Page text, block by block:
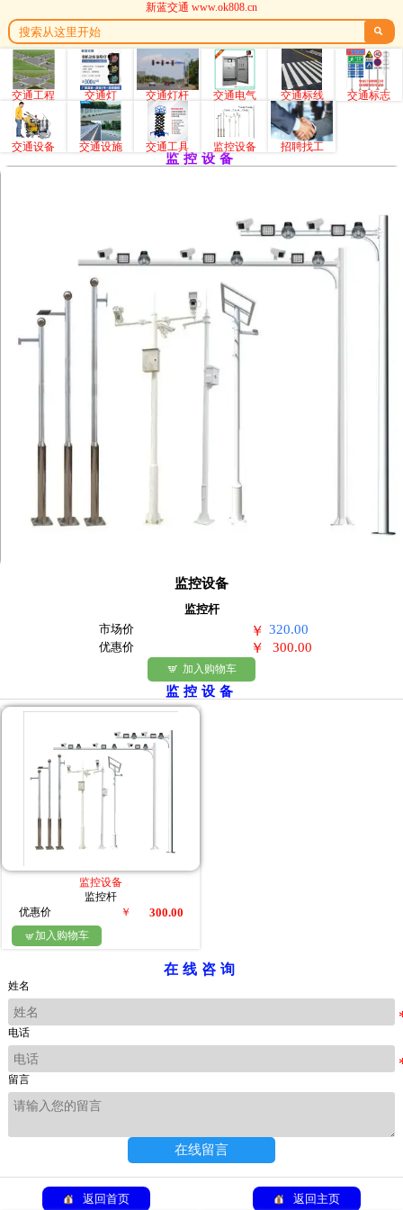
新蓝交通 www.ok808.cn

交通工程 交通灯 交通灯杆 交通电气 交通标线 交通标志
交通设备 交通设施 交通工具 监控设备 招聘找工
监控设备
监控设备
监控杆
市场价
￥ 320.00
优惠价 ￥ 300.00
 加入购物车
监控设备
监控设备
监控杆
优惠价
￥ 300.00
加入购物车
在线咨询
姓名
电话
留言
在线留言
返回首页 返回主页